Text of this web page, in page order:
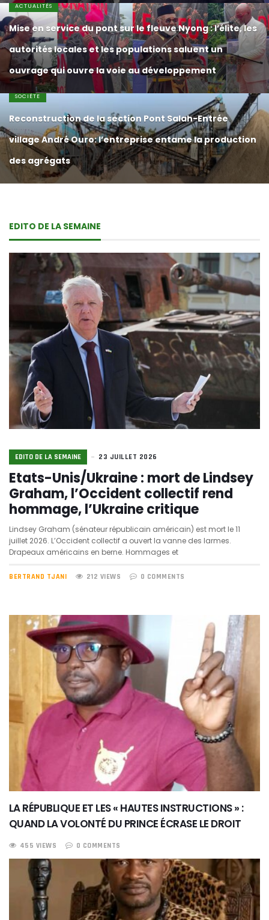
ACTUALITÉS
Mise en service du pont sur le fleuve Nyong : l’élite, les
autorités locales et les populations saluent un
ouvrage qui ouvre la voie au développement
SOCIÉTE
Reconstruction de la section Pont Salah-Entrée
village André Ouro: l’entreprise entame la production
des agrégats
EDITO DE LA SEMAINE
EDITO DE LA SEMAINE 23 JUILLET 2026
Etats-Unis/Ukraine : mort de Lindsey
Graham, l’Occident collectif rend
hommage, l’Ukraine critique
Lindsey Graham (sénateur républicain américain) est mort le 11
juillet 2026. L’Occident collectif a ouvert la vanne des larmes.
Drapeaux américains en berne. Hommages et
BERTRAND TJANI 212 VIEWS 0 COMMENTS
LA RÉPUBLIQUE ET LES « HAUTES INSTRUCTIONS » :
QUAND LA VOLONTÉ DU PRINCE ÉCRASE LE DROIT
455 VIEWS 0 COMMENTS